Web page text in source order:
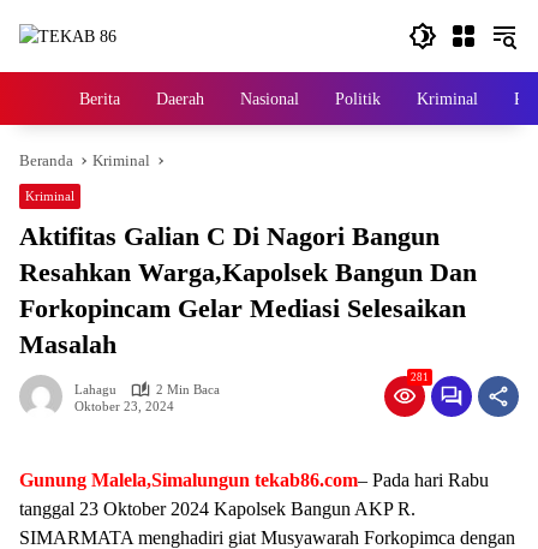
Home
Berita Daerah Nasional Politik Kriminal
Beranda Kriminal
Kriminal
Aktifitas Galian C Di Nagori Bangun
Resahkan Warga,Kapolsek Bangun Dan
Forkopincam Gelar Mediasi Selesaikan
Masalah
Lahagu
2 Min Baca
Oktober 23, 2024
281
Gunung Malela,Simalungun tekab86.com– Pada hari Rabu
tanggal 23 Oktober 2024 Kapolsek Bangun AKP R.
SIMARMATA menghadiri giat Musyawarah Forkopimca dengan